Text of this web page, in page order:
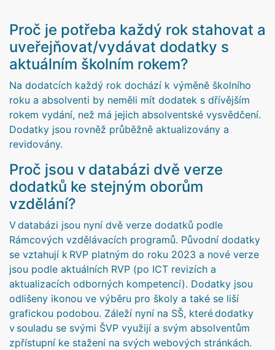
Proč je potřeba každý rok stahovat a
uveřejňovat/vydávat dodatky s
aktuálním školním rokem?
Na dodatcích každý rok dochází k výměně školního
roku a absolventi by neměli mít dodatek s dřívějším
rokem vydání, než má jejich absolventské vysvědčení.
Dodatky jsou rovněž průběžně aktualizovány a
revidovány.
Proč jsou v databázi dvě verze
dodatků ke stejným oborům
vzdělání?
V databázi jsou nyní dvě verze dodatků podle
Rámcových vzdělávacích programů. Původní dodatky
se vztahují k RVP platným do roku 2023 a nové verze
jsou podle aktuálních RVP (po ICT revizích a
aktualizacích odborných kompetencí). Dodatky jsou
odlišeny ikonou ve výběru pro školy a také se liší
grafickou podobou. Záleží nyní na SŠ, které dodatky
v souladu se svými ŠVP využijí a svým absolventům
zpřístupní ke stažení na svých webových stránkách.